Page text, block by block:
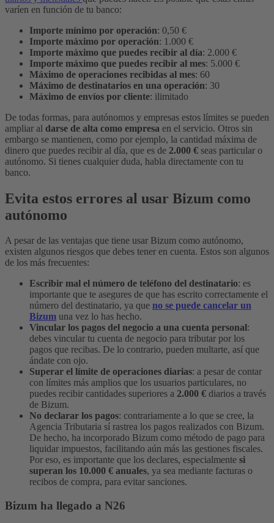
varíen en función de tu banco:
Importe mínimo por operación: 0,50 €
Importe máximo por operación: 1.000 €
Importe máximo que puedes recibir al día: 2.000 €
Importe máximo que puedes recibir al mes: 5.000 €
Máximo de operaciones recibidas al mes: 60
Máximo de destinatarios en una operación: 30
Máximo de envíos por cliente: ilimitado
De todas formas, para autónomos y empresas estos límites se pueden
ampliar al darse de alta como empresa en el servicio. Otros sin
embargo se mantienen, como por ejemplo, la cantidad máxima de
dinero que puedes recibir al día, que es de 2.000 € seas particular o
autónomo. Si tienes cualquier duda, habla directamente con tu
banco.
Evita estos errores al usar Bizum como
autónomo
A pesar de las ventajas que tiene usar Bizum como autónomo,
existen algunos riesgos que debes tener en cuenta. Estos son algunos
de los más frecuentes:
Escribir mal el número de teléfono del destinatario: es
importante que te asegures de que has escrito correctamente el
número del destinatario, ya que no se puede cancelar un
Bizum una vez lo has hecho.
Vincular los pagos del negocio a una cuenta personal:
debes vincular tu cuenta de negocio para tributar por los
pagos que recibas. De lo contrario, pueden multarte, así que
ándate con ojo.
Superar el límite de operaciones diarias: a pesar de contar
con límites más amplios que los usuarios particulares, no
puedes recibir cantidades superiores a 2.000 € diarios a través
de Bizum.
No declarar los pagos: contrariamente a lo que se cree, la
Agencia Tributaria sí rastrea los pagos realizados con Bizum.
De hecho, ha incorporado Bizum como método de pago para
liquidar impuestos, facilitando aún más las gestiones fiscales.
Por eso, es importante que los declares, especialmente si
superan los 10.000 € anuales, ya sea mediante facturas o
recibos de compra, para evitar sanciones.
Bizum ha llegado a N26